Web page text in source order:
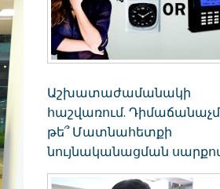
Աշխատաժամանակի
հաշվառում.
թե՞ Մատնահետքի
նույնականացման